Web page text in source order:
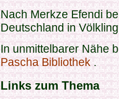
Nach Merkze Efendi
Deutschland in
In unmittelbarer Nähe
Pascha Bibliothek.
Links zum Thema